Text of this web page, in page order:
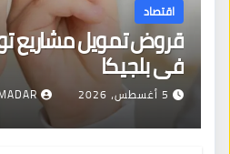
اقتصاد
قروض تمويل مشاريع
في بلجيكا
5 أغسطس، 2026